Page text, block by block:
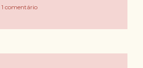
1 comentário